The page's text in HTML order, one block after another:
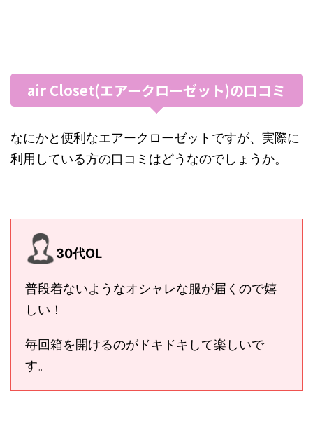
air Closet(エアークローゼット)の口コミ
なにかと便利なエアークローゼットですが、実際に
利用している方の口コミはどうなのでしょうか。
30代OL
普段着ないようなオシャレな服が届くので嬉
しい！
毎回箱を開けるのがドキドキして楽しいで
す。